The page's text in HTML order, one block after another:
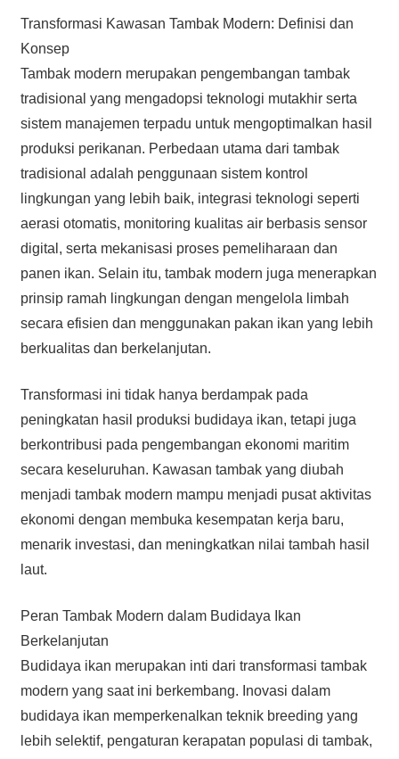
Transformasi Kawasan Tambak Modern: Definisi dan
Konsep
Tambak modern merupakan pengembangan tambak
tradisional yang mengadopsi teknologi mutakhir serta
sistem manajemen terpadu untuk mengoptimalkan hasil
produksi perikanan. Perbedaan utama dari tambak
tradisional adalah penggunaan sistem kontrol
lingkungan yang lebih baik, integrasi teknologi seperti
aerasi otomatis, monitoring kualitas air berbasis sensor
digital, serta mekanisasi proses pemeliharaan dan
panen ikan. Selain itu, tambak modern juga menerapkan
prinsip ramah lingkungan dengan mengelola limbah
secara efisien dan menggunakan pakan ikan yang lebih
berkualitas dan berkelanjutan.
Transformasi ini tidak hanya berdampak pada
peningkatan hasil produksi budidaya ikan, tetapi juga
berkontribusi pada pengembangan ekonomi maritim
secara keseluruhan. Kawasan tambak yang diubah
menjadi tambak modern mampu menjadi pusat aktivitas
ekonomi dengan membuka kesempatan kerja baru,
menarik investasi, dan meningkatkan nilai tambah hasil
laut.
Peran Tambak Modern dalam Budidaya Ikan
Berkelanjutan
Budidaya ikan merupakan inti dari transformasi tambak
modern yang saat ini berkembang. Inovasi dalam
budidaya ikan memperkenalkan teknik breeding yang
lebih selektif, pengaturan kerapatan populasi di tambak,